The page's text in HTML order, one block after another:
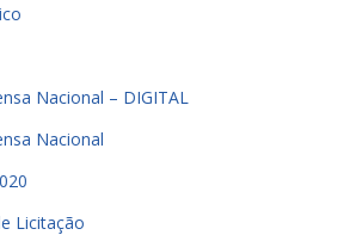
Nacional – DIGITAL
Nacional
Licitação